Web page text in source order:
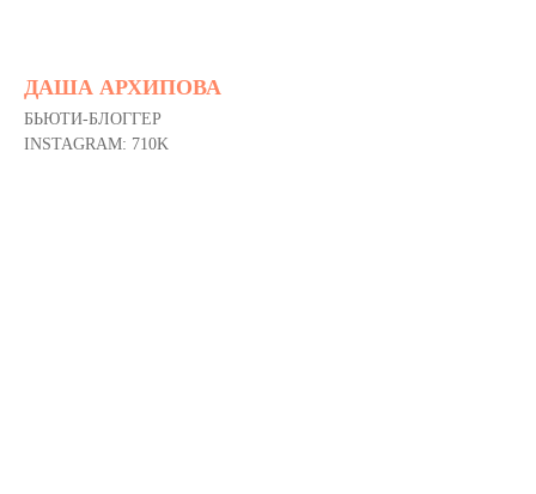
ДАША АРХИПОВА
БЬЮТИ-БЛОГГЕР
INSTAGRAM: 710K